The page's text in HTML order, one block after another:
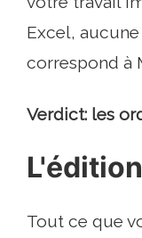
Excel,
correspond à
Verdict: les
Tout ce que